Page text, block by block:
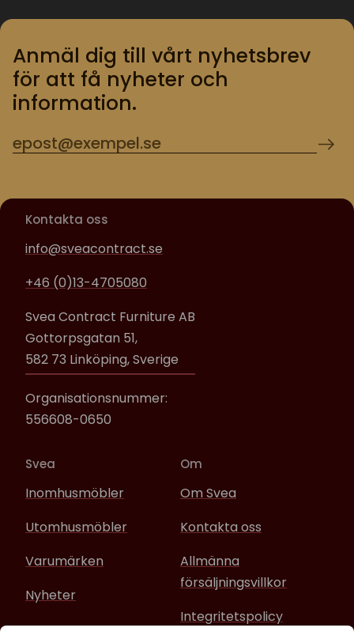
Anmäl dig till vårt nyhetsbrev
för att få nyheter och
information.
Kontakta oss
info@sveacontract.se
+46 (0)13-4705080
Svea Contract Furniture AB
Gottorpsgatan 51,
582 73 Linköping, Sverige
Organisationsnummer:
556608-0650
Svea
Inomhusmöbler
Utomhusmöbler
Varumärken
Nyheter
Om
Om Svea
Kontakta oss
Allmänna
försäljningsvillkor
Integritetspolicy